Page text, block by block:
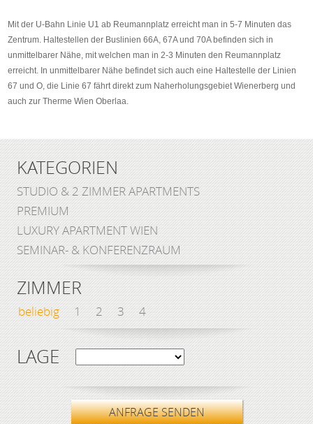
Mit der U-Bahn Linie U1 ab Reumannplatz erreicht man in 5-7 Minuten das
Zentrum. Haltestellen der Buslinien 66A, 67A und 70A befinden sich in
unmittelbarer Nähe, mit welchen man in 2-3 Minuten den Reumannplatz
erreicht. In unmittelbarer Nähe befindet sich auch eine Haltestelle der Linien
67 und O, die Linie 67 fährt direkt zum Naherholungsgebiet Wienerberg und
auch zur Therme Wien Oberlaa.
KATEGORIEN
STUDIO & 2 ZIMMER APARTMENTS
PREMIUM
LUXURY APARTMENT WIEN
SEMINAR- & KONFERENZRAUM
ZIMMER
beliebig 1 2 3 4
LAGE
ANFRAGE SENDEN